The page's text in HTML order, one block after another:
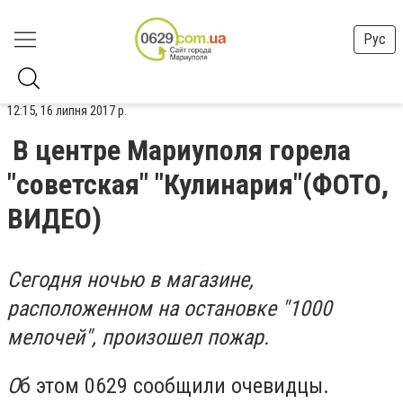
Рус
12:15, 16 липня 2017 р.
В центре Мариуполя горела
"советская" "Кулинария"(ФОТО,
ВИДЕО)
Сегодня ночью в магазине,
расположенном на остановке "1000
мелочей", произошел пожар.
Об этом 0629 сообщили очевидцы.